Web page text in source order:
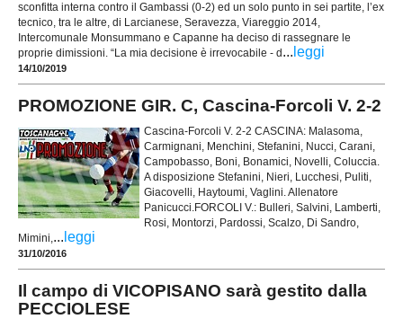
sconfitta interna contro il Gambassi (0-2) ed un solo punto in sei partite, l’ex
tecnico, tra le altre, di Larcianese, Seravezza, Viareggio 2014,
Intercomunale Monsummano e Capanne ha deciso di rassegnare le
proprie dimissioni. “La mia decisione è irrevocabile - d ... leggi
14/10/2019
PROMOZIONE GIR. C, Cascina-Forcoli V. 2-2
Cascina-Forcoli V. 2-2 CASCINA: Malasoma,
Carmignani, Menchini, Stefanini, Nucci, Carani,
Campobasso, Boni, Bonamici, Novelli, Coluccia.
A disposizione Stefanini, Nieri, Lucchesi, Puliti,
Giacovelli, Haytoumi, Vaglini. Allenatore
Panicucci.FORCOLI V.: Bulleri, Salvini, Lamberti,
Rosi, Montorzi, Pardossi, Scalzo, Di Sandro,
Mimini,... leggi
31/10/2016
Il campo di VICOPISANO sarà gestito dalla
PECCIOLESE